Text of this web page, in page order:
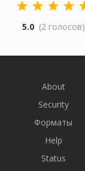
5.0 (2 голосов)
About
Security
Форматы
Help
Status